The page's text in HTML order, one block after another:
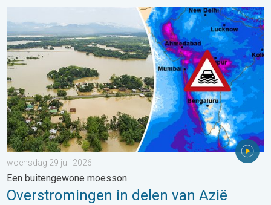
Overstromingen in delen van Azië. Een buitengewone
woensdag 29 juli 2026
Een buitengewone moesson
Overstromingen in delen van Azië